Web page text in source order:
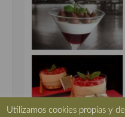
Utilizamos cookies propias y